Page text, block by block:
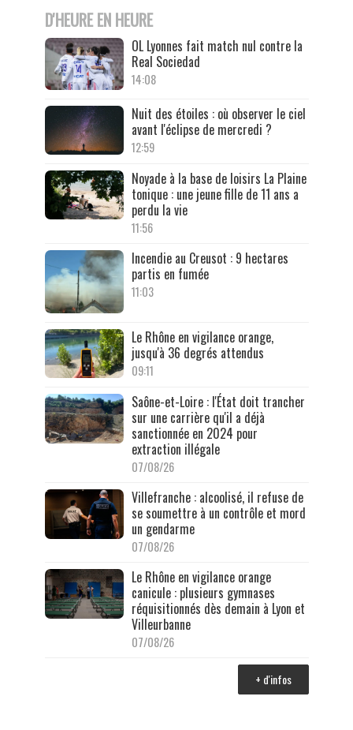
D'HEURE EN HEURE
OL Lyonnes fait match nul contre la
Real Sociedad
14:08
Nuit des étoiles : où observer le ciel
avant l'éclipse de mercredi ?
12:59
Noyade à la base de loisirs La Plaine
tonique : une jeune fille de 11 ans a
perdu la vie
11:56
Incendie au Creusot : 9 hectares
partis en fumée
11:03
Le Rhône en vigilance orange,
jusqu'à 36 degrés attendus
09:11
Saône-et-Loire : l'État doit trancher
sur une carrière qu'il a déjà
sanctionnée en 2024 pour
extraction illégale
07/08/26
Villefranche : alcoolisé, il refuse de
se soumettre à un contrôle et mord
un gendarme
07/08/26
Le Rhône en vigilance orange
canicule : plusieurs gymnases
réquisitionnés dès demain à Lyon et
Villeurbanne
07/08/26
+ d'infos